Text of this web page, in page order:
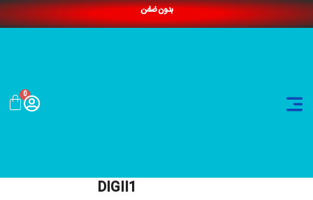
بدون ضامن
0
DIGII1